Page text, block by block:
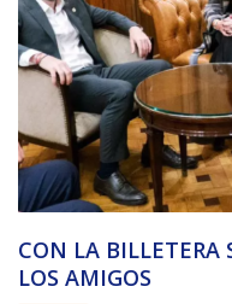
CON LA BILLETERA
LOS AMIGOS